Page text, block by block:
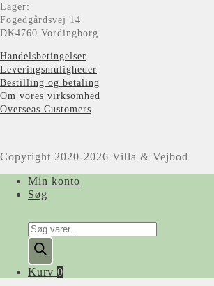
Lager:
Fogedgårdsvej 14
DK4760 Vordingborg
Handelsbetingelser
Leveringsmuligheder
Bestilling og betaling
Om vores virksomhed
Overseas Customers
Copyright 2020-2026 Villa & Vejbod
Min konto
Søg
Products
search
Kurv 0